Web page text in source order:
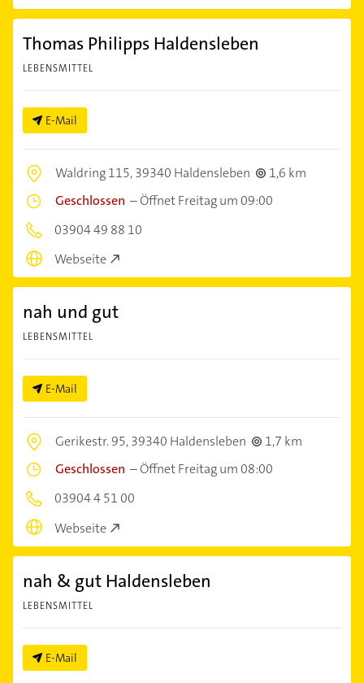
Thomas Philipps Haldensleben
LEBENSMITTEL
E-Mail
Waldring 115,39340 Haldensleben
1,6 km
Geschlossen –Öffnet Freitag um 09:00
03904 49 88 10
Webseite
nah und gut
LEBENSMITTEL
E-Mail
Gerikestr. 95,39340 Haldensleben
1,7 km
Geschlossen –Öffnet Freitag um 08:00
03904 4 51 00
Webseite
nah & gut Haldensleben
LEBENSMITTEL
E-Mail